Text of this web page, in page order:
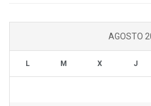
AGOSTO
L M X J